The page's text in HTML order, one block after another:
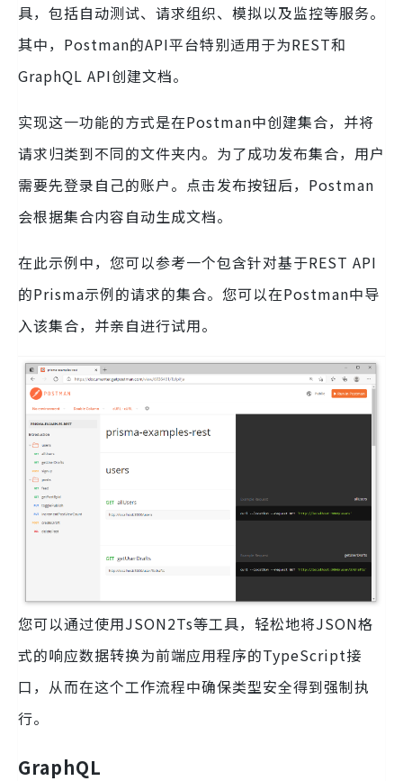
具，包括自动测试、请求组织、模拟以及监控等服务。
其中，Postman的API平台特别适用于为REST和
GraphQL API创建文档。
实现这一功能的方式是在Postman中创建集合，并将
请求归类到不同的文件夹内。为了成功发布集合，用户
需要先登录自己的账户。点击发布按钮后，Postman
会根据集合内容自动生成文档。
在此示例中，您可以参考一个包含针对基于REST API
的Prisma示例的请求的集合。您可以在Postman中导
入该集合，并亲自进行试用。
您可以通过使用JSON2Ts等工具，轻松地将JSON格
式的响应数据转换为前端应用程序的TypeScript接
口，从而在这个工作流程中确保类型安全得到强制执
行。
GraphQL